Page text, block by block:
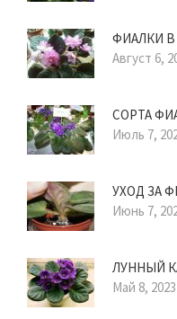
ФИАЛКИ
Август 6,
СОРТА
Июль 7,
УХОД ЗА
Июнь 7,
ЛУННЫЙ
Май 8, 2023